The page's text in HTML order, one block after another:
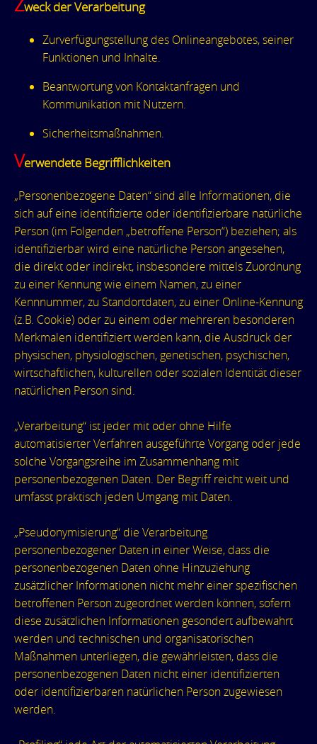
weck der Verarbeitung
Zurverfügungstellung des Onlineangebotes, seiner
Funktionen und Inhalte.
Beantwortung von Kontaktanfragen und
Kommunikation mit Nutzern.
Sicherheitsmaßnahmen.
Verwendete Begrifflichkeiten
„Personenbezogene Daten“ sind alle Informationen, die
sich auf eine identifizierte oder identifizierbare natürliche
Person (im Folgenden „betroffene Person“) beziehen; als
identifizierbar wird eine natürliche Person angesehen,
die direkt oder indirekt, insbesondere mittels Zuordnung
zu einer Kennung wie einem Namen, zu einer
Kennnummer, zu Standortdaten, zu einer Online-Kennung
(z.B. Cookie) oder zu einem oder mehreren besonderen
Merkmalen identifiziert werden kann, die Ausdruck der
physischen, physiologischen, genetischen, psychischen,
wirtschaftlichen, kulturellen oder sozialen Identität dieser
natürlichen Person sind.
„Verarbeitung“ ist jeder mit oder ohne Hilfe
automatisierter Verfahren ausgeführte Vorgang oder jede
solche Vorgangsreihe im Zusammenhang mit
personenbezogenen Daten. Der Begriff reicht weit und
umfasst praktisch jeden Umgang mit Daten.
„Pseudonymisierung“ die Verarbeitung
personenbezogener Daten in einer Weise, dass die
personenbezogenen Daten ohne Hinzuziehung
zusätzlicher Informationen nicht mehr einer spezifischen
betroffenen Person zugeordnet werden können, sofern
diese zusätzlichen Informationen gesondert aufbewahrt
werden und technischen und organisatorischen
Maßnahmen unterliegen, die gewährleisten, dass die
personenbezogenen Daten nicht einer identifizierten
oder identifizierbaren natürlichen Person zugewiesen
werden.